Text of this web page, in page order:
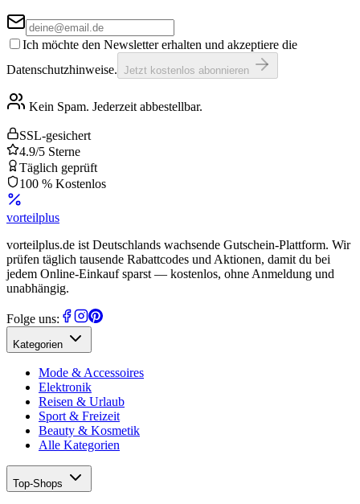
Ich möchte den Newsletter erhalten und akzeptiere die
Datenschutzhinweise. Jetzt kostenlos abonnieren
Kein Spam. Jederzeit abbestellbar.
SSL-gesichert
4.9/5 Sterne
Täglich geprüft
100 % Kostenlos
vorteilplus
vorteilplus.de ist Deutschlands wachsende Gutschein-Plattform. Wir
prüfen täglich tausende Rabattcodes und Aktionen, damit du bei
jedem Online-Einkauf sparst — kostenlos, ohne Anmeldung und
unabhängig.
Folge uns:
Kategorien
Mode & Accessoires
Elektronik
Reisen & Urlaub
Sport & Freizeit
Beauty & Kosmetik
Alle Kategorien
Top-Shops